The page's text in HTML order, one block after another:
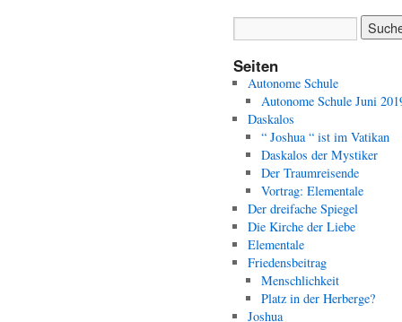
Seiten
Autonome Schule
Autonome Schule Juni
Daskalos
“ Joshua “ ist im Vatikan
Daskalos der Mystiker
Der Traumreisende
Vortrag: Elementale
Der dreifache Spiegel
Die Kirche der Liebe
Elementale
Friedensbeitrag
Menschlichkeit
Platz in der Herberge?
Joshua